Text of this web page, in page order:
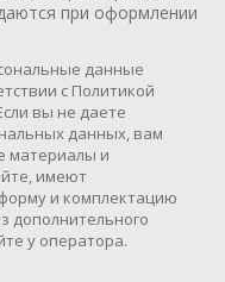
при оформлении
данные
с Политикой
вы не даете
данных, вам
материалы и
имеют
и комплектацию
дополнительного
у оператора.